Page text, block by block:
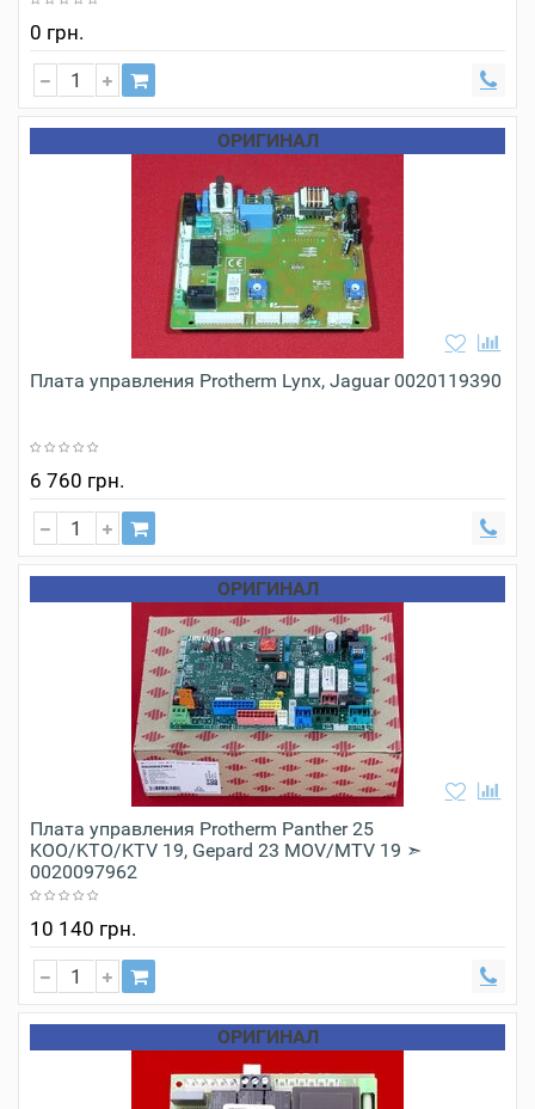
0 грн.
ОРИГИНАЛ
Плата управления Protherm Lynx, Jaguar 0020119390
6 760 грн.
ОРИГИНАЛ
Плата управления Protherm Panther 25
KOO/KTO/KTV 19, Gepard 23 MOV/MTV 19 ➣
0020097962
10 140 грн.
ОРИГИНАЛ